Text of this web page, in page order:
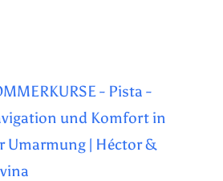
- Pista -
und Komfort in
Umarmung | Héctor &